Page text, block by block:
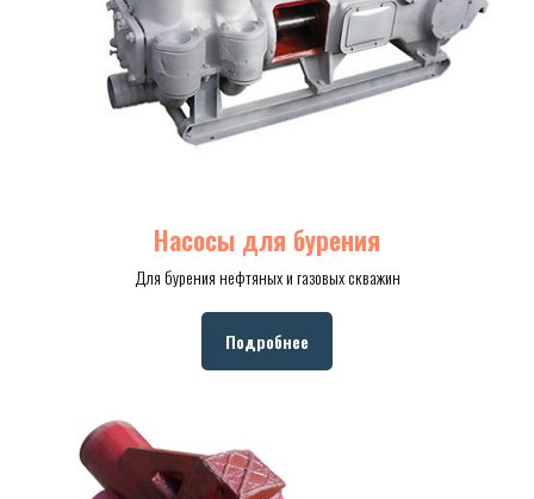
Насосы для бурения
Для бурения нефтяных и газовых скважин
Подробнее